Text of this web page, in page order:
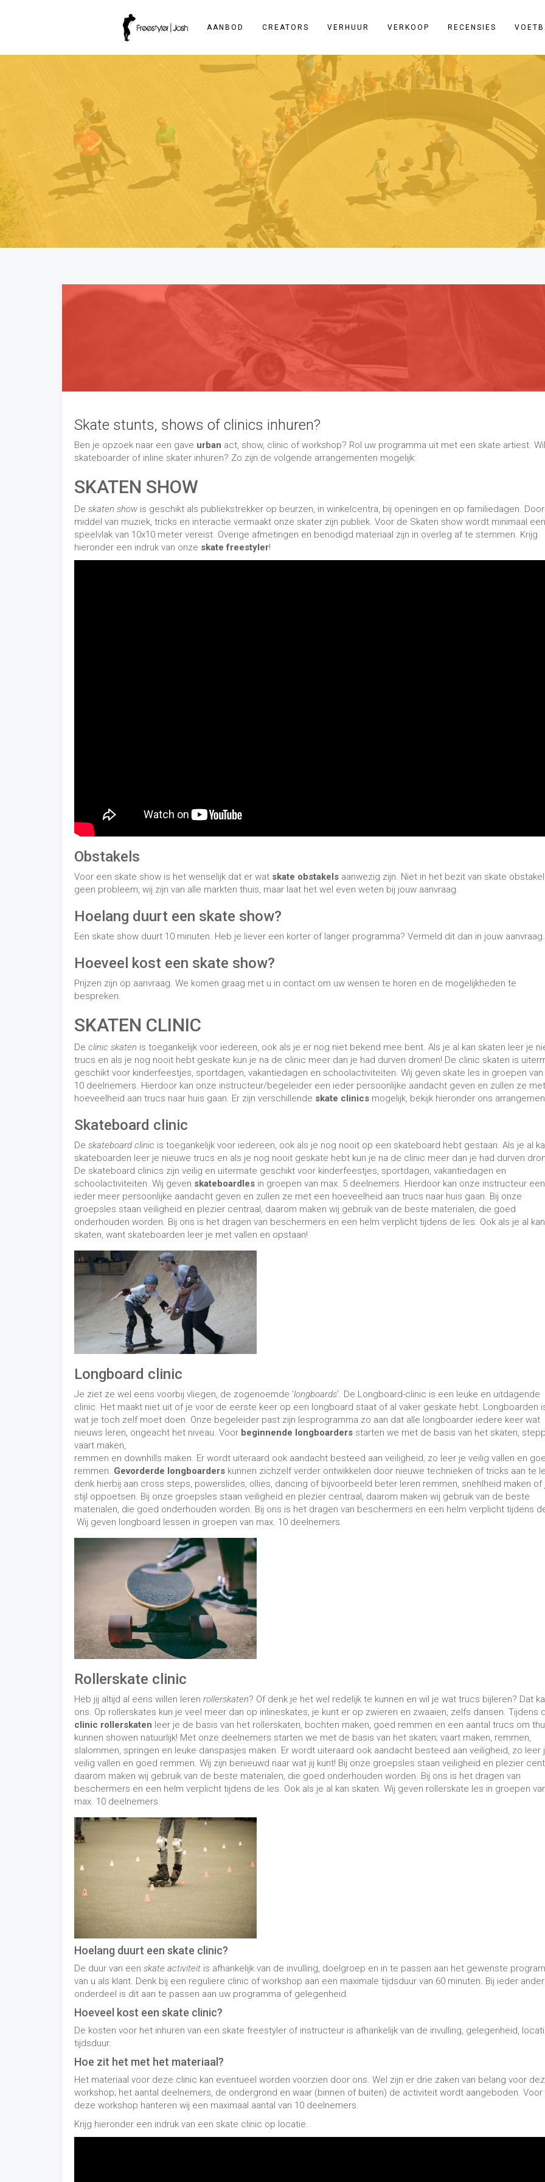
AANBOD CREATORS VERHUUR VERKOOP RECENSIES
Skate stunts, shows of clinics inhuren?
Ben je opzoek naar een gave urban act, show, clinic of workshop? Rol uw programma uit met een skate artiest.
skateboarder of inline skater inhuren? Zo zijn de volgende arrangementen mogelijk:
SKATEN SHOW
De skaten show is geschikt als publiekstrekker op beurzen, in winkelcentra, bij openingen en op familiedagen. Door
middel van muziek, tricks en interactie vermaakt onze skater zijn publiek. Voor de Skaten show wordt minimaal een
speelvlak van 10x10 meter vereist. Overige afmetingen en benodigd materiaal zijn in overleg af te stemmen. Krijg
hieronder een indruk van onze skate freestyler!
Obstakels
Voor een skate show is het wenselijk dat er wat skate obstakels aanwezig zijn. Niet in het bezit van skate
geen probleem, wij zijn van alle markten thuis, maar laat het wel even weten bij jouw aanvraag.
Hoelang duurt een skate show?
Een skate show duurt 10 minuten. Heb je liever een korter of langer programma? Vermeld dit dan in jouw aanvraag.
Hoeveel kost een skate show?
Prijzen zijn op aanvraag. We komen graag met u in contact om uw wensen te horen en de mogelijkheden te
bespreken.
SKATEN CLINIC
De clinic skaten is toegankelijk voor iedereen, ook als je er nog niet bekend mee bent. Als je al kan skaten leer je
trucs en als je nog nooit hebt geskate kun je na de clinic meer dan je had durven dromen! De clinic skaten is
geschikt voor kinderfeestjes, sportdagen, vakantiedagen en schoolactiviteiten. Wij geven skate les in groepen van
10 deelnemers. Hierdoor kan onze instructeur/begeleider een ieder persoonlijke aandacht geven en zullen ze
hoeveelheid aan trucs naar huis gaan. Er zijn verschillende skate clinics mogelijk, bekijk hieronder ons
Skateboard clinic
De skateboard clinic is toegankelijk voor iedereen, ook als je nog nooit op een skateboard hebt gestaan. Als je al
skateboarden leer je nieuwe trucs en als je nog nooit geskate hebt kun je na de clinic meer dan je had durven
De skateboard clinics zijn veilig en uitermate geschikt voor kinderfeestjes, sportdagen, vakantiedagen en
schoolactiviteiten. Wij geven skateboardles in groepen van max. 5 deelnemers. Hierdoor kan onze instructeur een
ieder meer persoonlijke aandacht geven en zullen ze met een hoeveelheid aan trucs naar huis gaan. Bij onze
groepsles staan veiligheid en plezier centraal, daarom maken wij gebruik van de beste materialen, die goed
onderhouden worden. Bij ons is het dragen van beschermers en een helm verplicht tijdens de les. Ook als je al kan
skaten, want skateboarden leer je met vallen en opstaan!
Longboard clinic
Je ziet ze wel eens voorbij vliegen, de zogenoemde ‘longboards’. De Longboard-clinic is een leuke en uitdagende
clinic. Het maakt niet uit of je voor de eerste keer op een longboard staat of al vaker geskate hebt. Longboarden
wat je toch zelf moet doen. Onze begeleider past zijn lesprogramma zo aan dat alle longboarder iedere keer wat
nieuws leren, ongeacht het niveau. Voor beginnende longboarders starten we met de basis van het skaten,
vaart maken,
remmen en downhills maken. Er wordt uiteraard ook aandacht besteed aan veiligheid, zo leer je veilig vallen en
remmen. Gevorderde longboarders kunnen zichzelf verder ontwikkelen door nieuwe technieken of tricks aan te
denk hierbij aan cross steps, powerslides, ollies, dancing of bijvoorbeeld beter leren remmen, snehlheid maken of
stijl oppoetsen. Bij onze groepsles staan veiligheid en plezier centraal, daarom maken wij gebruik van de beste
materialen, die goed onderhouden worden. Bij ons is het dragen van beschermers en een helm verplicht tijdens
Wij geven longboard lessen in groepen van max. 10 deelnemers.
Rollerskate clinic
Heb jij altijd al eens willen leren rollerskaten? Of denk je het wel redelijk te kunnen en wil je wat trucs bijleren? Dat
ons. Op rollerskates kun je veel meer dan op inlineskates, je kunt er op zwieren en zwaaien, zelfs dansen. Tijdens
clinic rollerskaten leer je de basis van het rollerskaten, bochten maken, goed remmen en een aantal trucs om
kunnen showen natuurlijk! Met onze deelnemers starten we met de basis van het skaten; vaart maken, remmen,
slalommen, springen en leuke danspasjes maken. Er wordt uiteraard ook aandacht besteed aan veiligheid, zo leer
veilig vallen en goed remmen. Wij zijn benieuwd naar wat jij kunt! Bij onze groepsles staan veiligheid en plezier
daarom maken wij gebruik van de beste materialen, die goed onderhouden worden. Bij ons is het dragen van
beschermers en een helm verplicht tijdens de les. Ook als je al kan skaten. Wij geven rollerskate les in groepen
max. 10 deelnemers.
Hoelang duurt een skate clinic?
De duur van een skate activiteit is afhankelijk van de invulling, doelgroep en in te passen aan het gewenste
van u als klant. Denk bij een reguliere clinic of workshop aan een maximale tijdsduur van 60 minuten. Bij ieder ander
onderdeel is dit aan te passen aan uw programma of gelegenheid.
Hoeveel kost een skate clinic?
De kosten voor het inhuren van een skate freestyler of instructeur is afhankelijk van de invulling, gelegenheid,
tijdsduur.
Hoe zit het met het materiaal?
Het materiaal voor deze clinic kan eventueel worden voorzien door ons. Wel zijn er drie zaken van belang voor
workshop; het aantal deelnemers, de ondergrond en waar (binnen of buiten) de activiteit wordt aangeboden. Voor
deze workshop hanteren wij een maximaal aantal van 10 deelnemers.
Krijg hieronder een indruk van een skate clinic op locatie.